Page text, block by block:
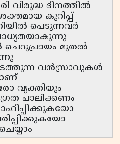
വിരുദ്ധ ദിനത്തിൽ
കുറിപ്പ്
പെടുന്നവർ
ചെറുപ്രായം മുതൽ
വൻസ്രാവുകൾ
വ്യക്തിയും
പാലിക്കണം